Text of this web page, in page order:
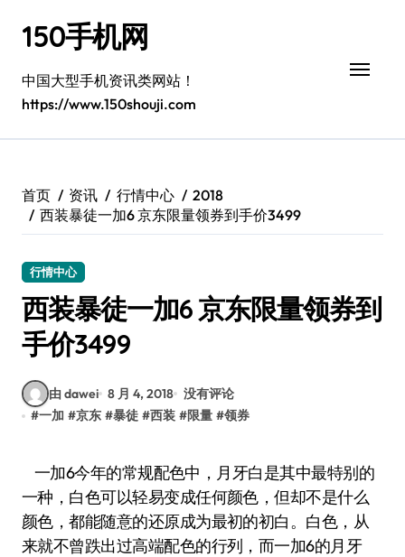
150手机网
中国大型手机资讯类网站！
https://www.150shouji.com
首页 资讯 行情中心
2018
西装暴徒一加6 京东限量领券到手价3499
行情中心
西装暴徒一加6 京东限量领券到
手价3499
由 dawei 8 月 4, 2018 没有评论
#一加 #京东 #暴徒 #西装 #限量 #领券
一加6今年的常规配色中，月牙白是其中最特别的
一种，白色可以轻易变成任何颜色，但却不是什么
颜色，都能随意的还原成为最初的初白。白色，从
来就不曾跌出过高端配色的行列，而一加6的月牙